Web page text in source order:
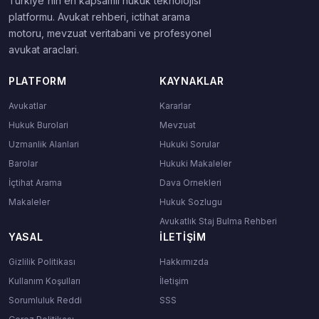
platformu. Avukat rehberi, ictihat arama
motoru, mevzuat veritabani ve profesyonel
avukat araclari.
PLATFORM
Avukatlar
Hukuk Burolari
Uzmanlik Alanlari
Barolar
İçtihat Arama
Makaleler
KAYNAKLAR
Kararlar
Mevzuat
Hukuki Sorular
Hukuki Makaleler
Dava Ornekleri
Hukuk Sozlugu
Avukatlık Staj Bulma Rehberi
YASAL
Gizlilik Politikası
Kullanım Koşulları
Sorumluluk Reddi
İLETIŞIM
Hakkımızda
İletişim
SSS